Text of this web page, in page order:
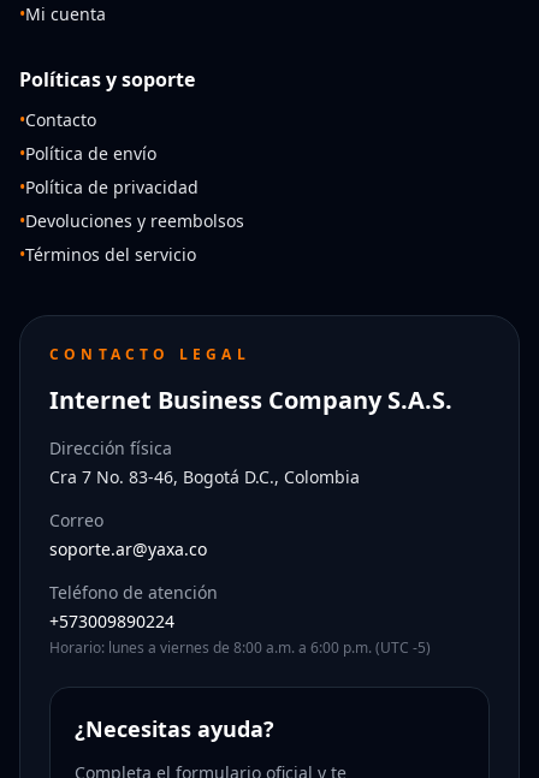
•Mi cuenta
Políticas y soporte
•Contacto
•Política de envío
•Política de privacidad
•Devoluciones y reembolsos
•Términos del servicio
CONTACTO LEGAL
Internet Business Company S.A.S.
Dirección física
Cra 7 No. 83-46, Bogotá D.C., Colombia
Correo
soporte.ar@yaxa.co
Teléfono de atención
+573009890224
Horario: lunes a viernes de 8:00 a.m. a 6:00 p.m. (UTC -5)
¿Necesitas ayuda?
Completa el formulario oficial y te